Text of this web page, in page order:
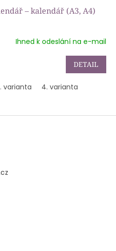
– kalendář (A3, A4)
Ihned k odeslání na e-mail
DETAIL
varianta 4. varianta